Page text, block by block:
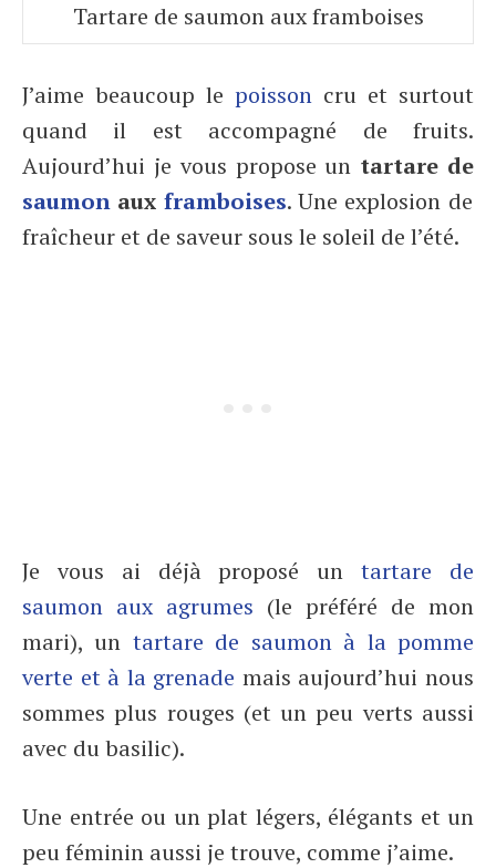
Tartare de saumon aux framboises
J’aime beaucoup le poisson cru et surtout
quand il est accompagné de fruits.
Aujourd’hui je vous propose un tartare de
saumon aux framboises. Une explosion de
fraîcheur et de saveur sous le soleil de l’été.
Je vous ai déjà proposé un tartare de
saumon aux agrumes (le préféré de mon
mari), un tartare de saumon à la pomme
verte et à la grenade mais aujourd’hui nous
sommes plus rouges (et un peu verts aussi
avec du basilic).
Une entrée ou un plat légers, élégants et un
peu féminin aussi je trouve, comme j’aime.